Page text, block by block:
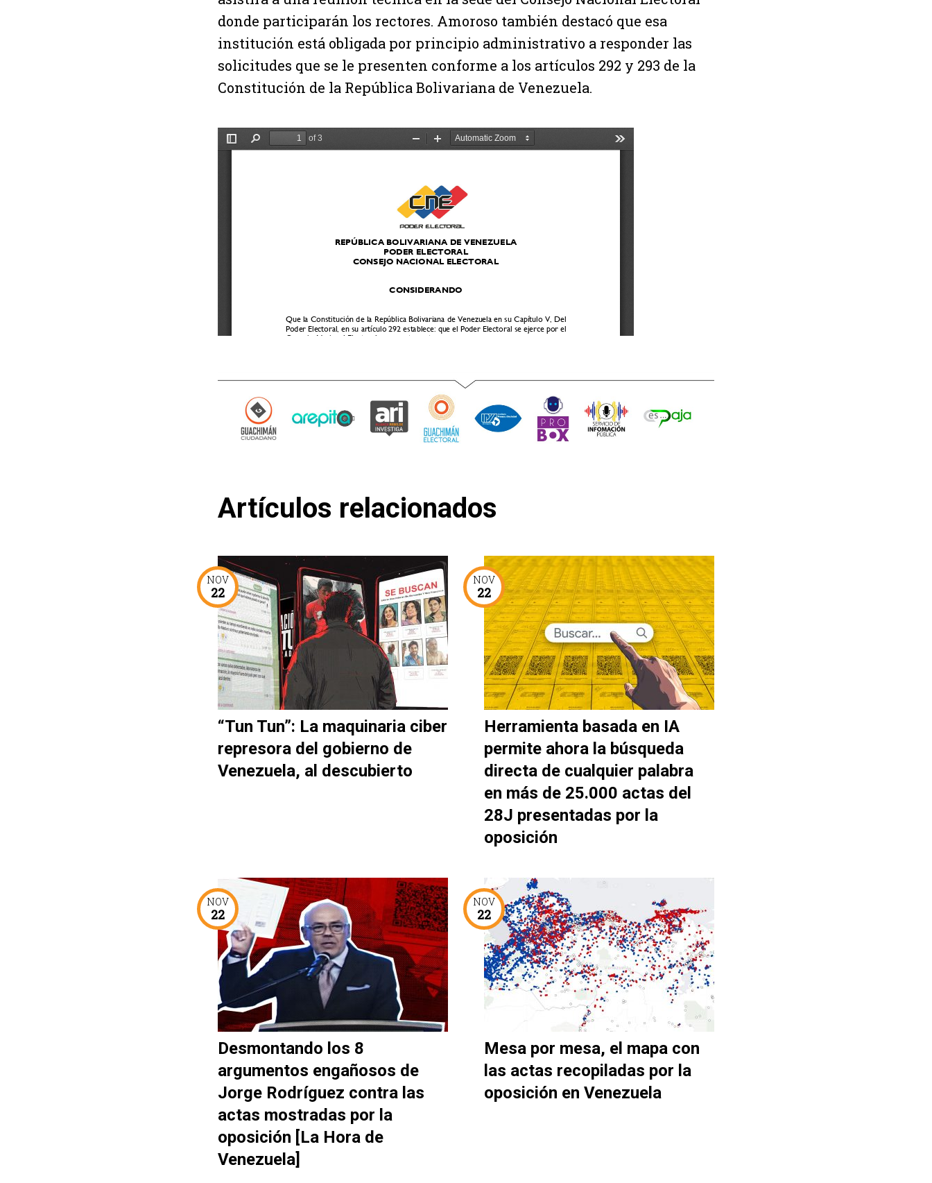
donde participarán los rectores. Amoroso también destacó que esa
institución está obligada por principio administrativo a responder las
solicitudes que se le presenten conforme a los artículos 292 y 293 de la
Constitución de la República Bolivariana de Venezuela.
Artículos relacionados
NOV
22
“Tun Tun”: La maquinaria ciber
represora del gobierno de
Venezuela, al descubierto
NOV
22
Herramienta basada en IA
permite ahora la búsqueda
directa de cualquier palabra
en más de 25.000 actas del
28J presentadas por la
oposición
NOV
22
Desmontando los 8
argumentos engañosos de
Jorge Rodríguez contra las
actas mostradas por la
oposición [La Hora de
Venezuela]
NOV
22
Mesa por mesa, el mapa con
las actas recopiladas por la
oposición en Venezuela